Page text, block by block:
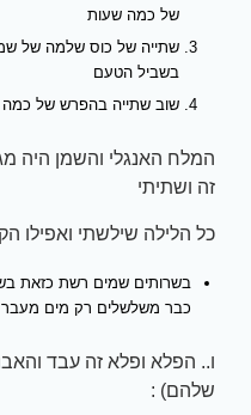
של כמה שעות
שתייה של כוס שלמה של
בשביל הטעם
שוב שתייה בהפרש של
המלח האנגלי והשמן היה
זה ושתיתי
כל הלילה שילשתי ואפילו
בשרותים שמים רשת כזאת
כבר משלשלים רק מים מעבר
ו.. הפלא ופלא זה עבד
שלהם) :